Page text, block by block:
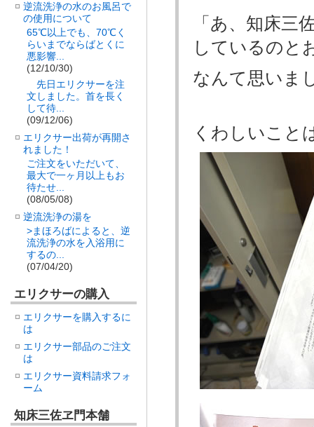
「あ、知床三
しているのと
なんて思いま
くわしいこと
逆流洗浄の水のお風呂で
の使用について
65℃以上でも、70℃く
らいまでならばとくに
悪影響...
(12/10/30)
先日エリクサーを注
文しました。首を長く
して待...
(09/12/06)
エリクサー出荷が再開さ
れました！
ご注文をいただいて、
最大で一ヶ月以上もお
待たせ...
(08/05/08)
逆流洗浄の湯を
>まほろばによると、逆
流洗浄の水を入浴用に
するの...
(07/04/20)
エリクサーの購入
エリクサーを購入するに
は
エリクサー部品のご注文
は
エリクサー資料請求フォ
ーム
知床三佐ヱ門本舗